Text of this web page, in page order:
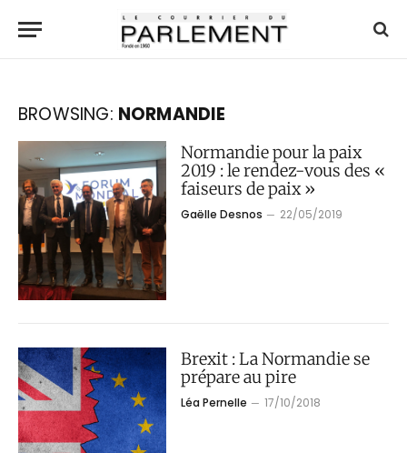
BROWSING: NORMANDIE
Normandie pour la paix
2019 : le rendez-vous des «
faiseurs de paix »
Gaëlle Desnos 22/05/2019
Brexit : La Normandie se
prépare au pire
Léa Pernelle 17/10/2018